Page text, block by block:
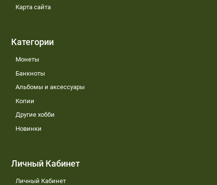
Карта сайта
Категории
Монеты
Банкноты
Альбомы и аксессуары
Копии
Другие хобби
Новинки
Личный Кабинет
Личный Кабинет